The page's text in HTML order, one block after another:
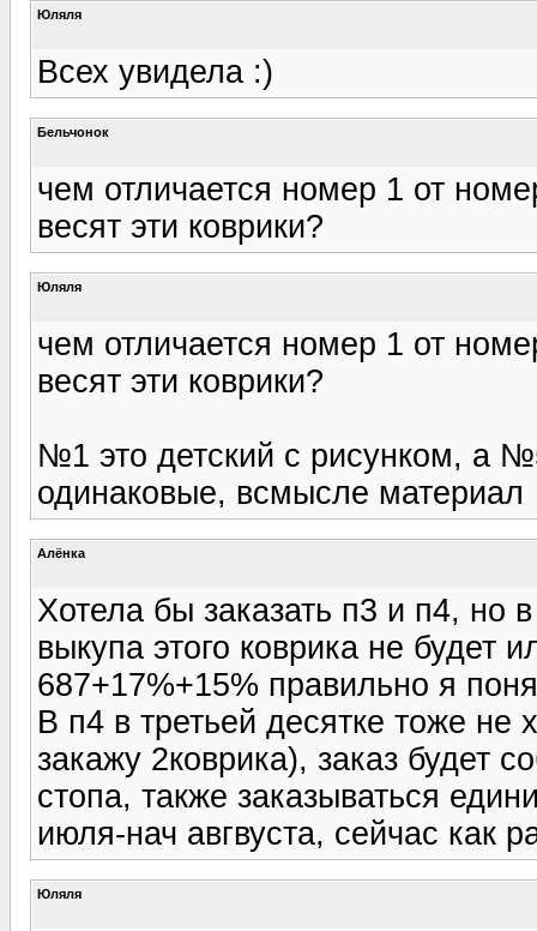
Юляля
Всех увидела :)
Бельчонок
чем отличается номер 1 от
весят эти коврики?
Юляля
чем отличается номер 1 от
весят эти коврики?
№1 это детский с рисунком, а
одинаковые, всмысле материал
Алёнка
Хотела бы заказать п3 и п4, но
выкупа этого коврика не будет
687+17%+15% правильно я
В п4 в третьей десятке тоже не
закажу 2коврика), заказ будет
стопа, также заказываться
июля-нач авгвуста, сейчас как
Юляля